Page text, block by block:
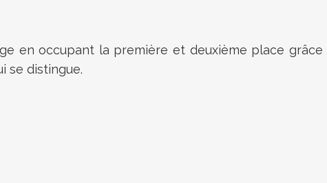
en occupant la première et deuxième place
se distingue.